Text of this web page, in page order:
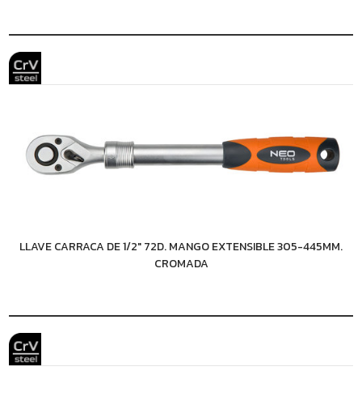
LLAVE CARRACA DE 1/2" 72D. MANGO EXTENSIBLE 305-445MM.
CROMADA